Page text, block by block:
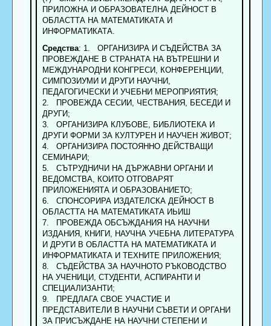
ПРИЛОЖНА И ОБРАЗОВАТЕЛНА ДЕЙНОСТ В
ОБЛАСТТА НА МАТЕМАТИКАТА И
ИНФОРМАТИКАТА.
Средства: 1. ОРГАНИЗИРА И СЪДЕЙСТВА ЗА
ПРОВЕЖДАНЕ В СТРАНАТА НА ВЪТРЕШНИ И
МЕЖДУНАРОДНИ КОНГРЕСИ, КОНФЕРЕНЦИИ,
СИМПОЗИУМИ И ДРУГИ НАУЧНИ,
ПЕДАГОГИЧЕСКИ И УЧЕБНИ МЕРОПРИЯТИЯ;
2. ПРОВЕЖДА СЕСИИ, ЧЕСТВАНИЯ, БЕСЕДИ И
ДРУГИ;
3. ОРГАНИЗИРА КЛУБОВЕ, БИБЛИОТЕКА И
ДРУГИ ФОРМИ ЗА КУЛТУРЕН И НАУЧЕН ЖИВОТ;
4. ОРГАНИЗИРА ПОСТОЯННО ДЕЙСТВАЩИ
СЕМИНАРИ;
5. СЪТРУДНИЧИ НА ДЪРЖАВНИ ОРГАНИ И
ВЕДОМСТВА, КОИТО ОТГОВАРЯТ
ПРИЛОЖЕНИЯТА И ОБРАЗОВАНИЕТО;
6. СПОНСОРИРА ИЗДАТЕЛСКА ДЕЙНОСТ В
ОБЛАСТТА НА МАТЕМАТИКАТА ИЬИШ
7. ПРОВЕЖДА ОБСЪЖДАНИЯ НА НАУЧНИ
ИЗДАНИЯ, КНИГИ, НАУЧНА УЧЕБНА ЛИТЕРАТУРА
И ДРУГИ В ОБЛАСТТА НА МАТЕМАТИКАТА И
ИНФОРМАТИКАТА И ТЕХНИТЕ ПРИЛОЖЕНИЯ;
8. СЪДЕЙСТВА ЗА НАУЧНОТО РЪКОВОДСТВО
НА УЧЕНИЦИ, СТУДЕНТИ, АСПИРАНТИ И
СПЕЦИАЛИЗАНТИ;
9. ПРЕДЛАГА СВОЕ УЧАСТИЕ И
ПРЕДСТАВИТЕЛИ В НАУЧНИ СЪВЕТИ И ОРГАНИ
ЗА ПРИСЪЖДАНЕ НА НАУЧНИ СТЕПЕНИ И